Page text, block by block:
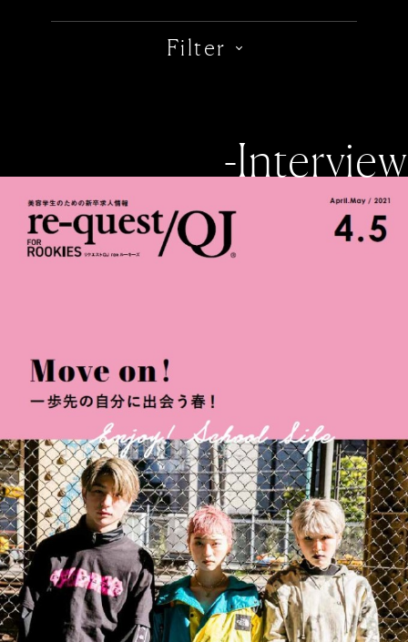
Filter
-Interview